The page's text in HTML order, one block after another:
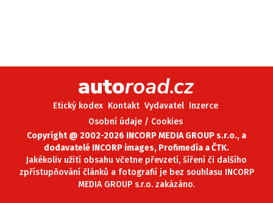
Etický kodex Kontakt Vydavatel Inzerce
Osobní údaje / Cookies
Copyright @ 2002-2026 INCORP MEDIA GROUP s.r.o., a
dodavatelé INCORP images, Profimedia a ČTK.
Jakékoliv užití obsahu včetne převzetí, šíření či dalšího
zpřístupňování článků a fotografií je bez souhlasu INCORP
MEDIA GROUP s.r.o. zakázáno.